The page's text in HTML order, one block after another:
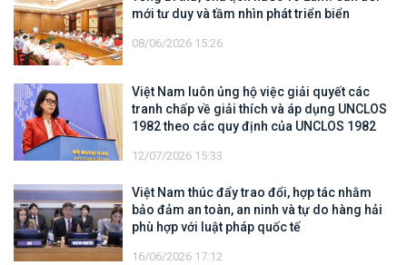
mới tư duy và tầm nhìn phát triển biển
08/06/2026 15:26
Việt Nam luôn ủng hộ việc giải quyết các
tranh chấp về giải thích và áp dụng UNCLOS
1982 theo các quy định của UNCLOS 1982
12/07/2026 15:33
Việt Nam thúc đẩy trao đổi, hợp tác nhằm
bảo đảm an toàn, an ninh và tự do hàng hải
phù hợp với luật pháp quốc tế
16/06/2026 17:12